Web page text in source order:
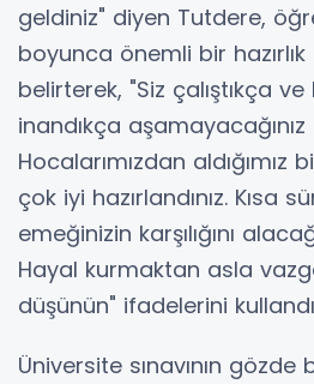
geldiniz" diyen Tutdere,
boyunca önemli bir
belirterek, "Siz çalıştıkça
inandıkça
Hocalarımızdan aldığımız
çok iyi hazırlandınız. Kısa
emeğinizin karşılığını
Hayal kurmaktan asla
düşünün" ifadelerini
Üniversite sınavının